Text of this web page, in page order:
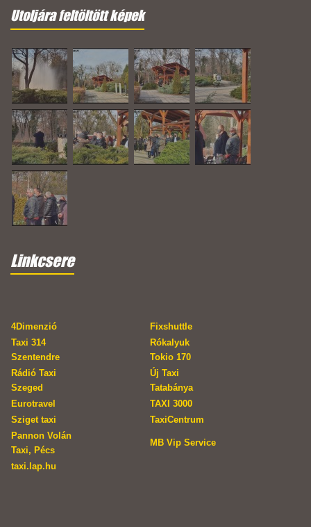
Utoljára feltöltött képek
Linkcsere
4Dimenzió
Fixshuttle
Taxi 314
Szentendre
Rókalyuk
Tokio 170
Rádió Taxi
Szeged
Új Taxi
Tatabánya
Eurotravel
TAXI 3000
Sziget taxi
TaxiCentrum
Pannon Volán
Taxi, Pécs
MB Vip Service
taxi.lap.hu